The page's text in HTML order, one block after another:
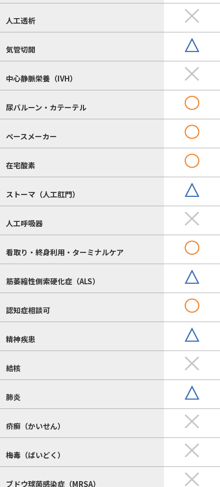
人工透析
気管切開
中心静脈栄養（IVH）
尿バルーン・カテーテル
ペースメーカー
在宅酸素
ストーマ（人工肛門）
人工呼吸器
看取り・終身利用・ターミナルケア
筋萎縮性側索硬化症（ALS）
認知症相談可
精神疾患
結核
肺炎
疥癬（かいせん）
梅毒（ばいどく）
ブドウ球菌感染症（MRSA）